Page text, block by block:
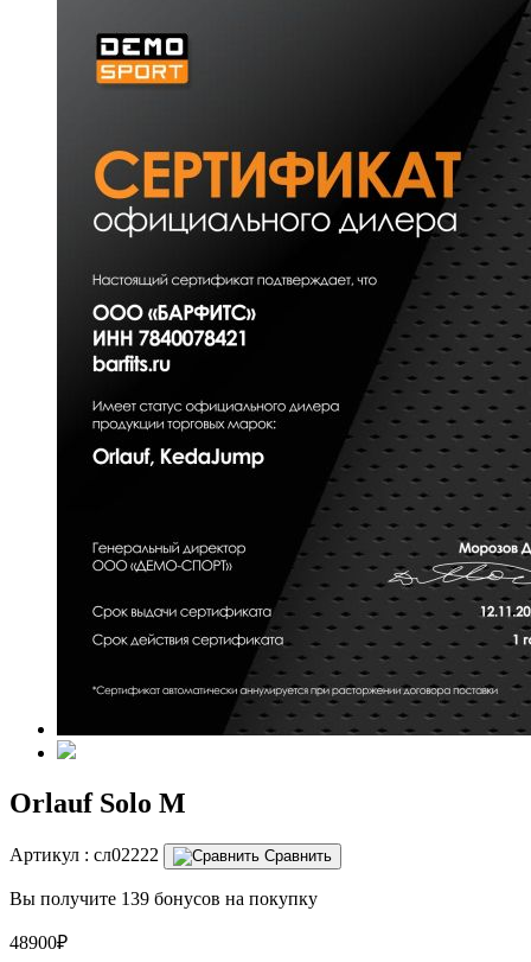
Orlauf Solo M
Артикул : сл02222 Сравнить
Вы получите 139 бонусов на покупку
48900₽